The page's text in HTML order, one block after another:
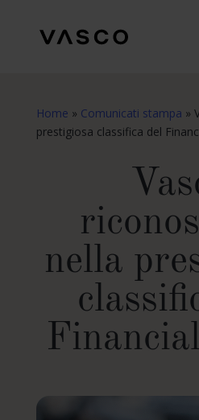
Home » Comunicati stampa »
prestigiosa classifica del
nella